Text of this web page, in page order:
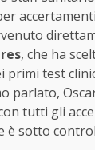
, che ha
primi test
parlato,
tutti gli
è sotto